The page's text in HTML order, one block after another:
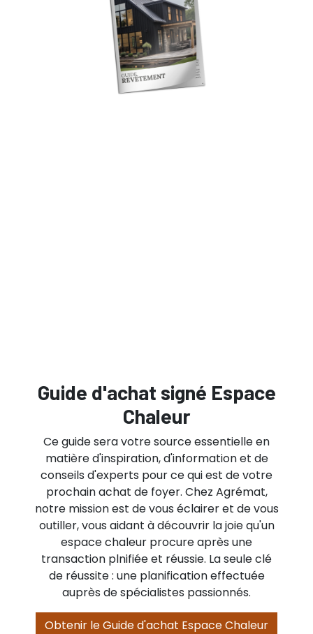
Guide d'achat signé Espace
Chaleur
Ce guide sera votre source essentielle en
matière d'inspiration, d'information et de
conseils d'experts pour ce qui est de votre
prochain achat de foyer. Chez Agrémat,
notre mission est de vous éclairer et de vous
outiller, vous aidant à découvrir la joie qu'un
espace chaleur procure après une
transaction plnifiée et réussie. La seule clé
de réussite : une planification effectuée
auprès de spécialistes passionnés.
Obtenir le Guide d'achat Espace Chaleur